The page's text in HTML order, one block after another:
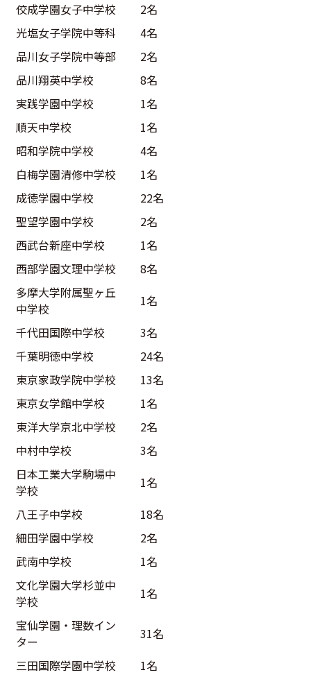
佼成学園女子中学校
2名
光塩女子学院中等科
4名
品川女子学院中等部
2名
品川翔英中学校
8名
実践学園中学校
1名
順天中学校
1名
昭和学院中学校
4名
白梅学園清修中学校
1名
成徳学園中学校
22名
聖望学園中学校
2名
西武台新座中学校
1名
西部学園文理中学校
8名
多摩大学附属聖ヶ丘
中学校
1名
千代田国際中学校
3名
千葉明徳中学校
24名
東京家政学院中学校
13名
東京女学館中学校
1名
東洋大学京北中学校
2名
中村中学校
3名
日本工業大学駒場中
学校
1名
八王子中学校
18名
細田学園中学校
2名
武南中学校
1名
文化学園大学杉並中
学校
1名
宝仙学園・理数イン
ター
31名
三田国際学園中学校
1名